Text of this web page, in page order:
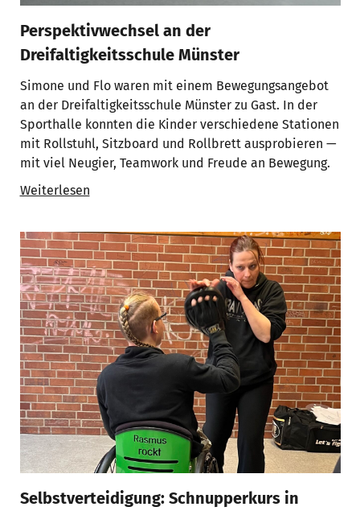
Perspektivwechsel an der
Dreifaltigkeitsschule Münster
Simone und Flo waren mit einem Bewegungsangebot
an der Dreifaltigkeitsschule Münster zu Gast. In der
Sporthalle konnten die Kinder verschiedene Stationen
mit Rollstuhl, Sitzboard und Rollbrett ausprobieren —
mit viel Neugier, Teamwork und Freude an Bewegung.
Weiterlesen
Selbstverteidigung: Schnupperkurs in